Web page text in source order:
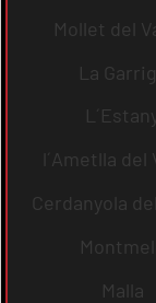
Mollet del
La
l´Ametlla del
Cerdanyola
Malla